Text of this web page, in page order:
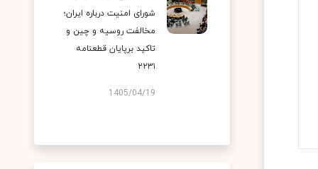
شورای امنیت درباره ایران؛
مخالفت روسیه و چین و
تاکید برپایان قطعنامه
۲۲۳۱
1405/04/19